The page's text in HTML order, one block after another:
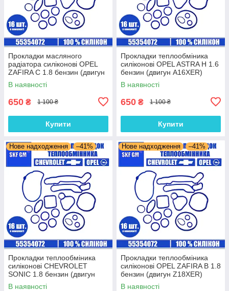
Прокладки масляного
радіатора силіконові OPEL
ZAFIRA C 1.8 бензин (двигун
A18XEL) комплект 16 шт.
В наявності
650 ₴ 1 100 ₴
Купити
Прокладки теплообміника
силіконові OPEL ASTRA H 1.6
бензин (двигун A16XER)
комплект 16 шт.
В наявності
650 ₴ 1 100 ₴
Купити
Нове надходження –41%
Прокладки теплообміника
силіконові CHEVROLET
SONIC 1.8 бензин (двигун
F18D4) комплект 16 шт.
В наявності
Нове надходження –41%
Прокладки теплообміника
силіконові OPEL ZAFIRA B 1.8
бензин (двигун Z18XER)
комплект 16 шт.
В наявності